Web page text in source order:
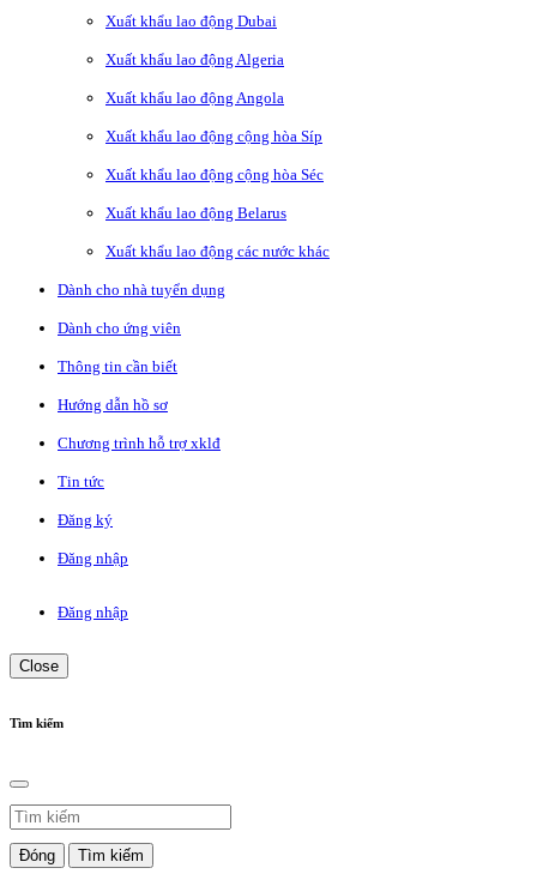
Xuất khẩu lao động Dubai
Xuất khẩu lao động Algeria
Xuất khẩu lao động Angola
Xuất khẩu lao động cộng hòa Síp
Xuất khẩu lao động cộng hòa Séc
Xuất khẩu lao động Belarus
Xuất khẩu lao động các nước khác
Dành cho nhà tuyển dụng
Dành cho ứng viên
Thông tin cần biết
Hướng dẫn hồ sơ
Chương trình hỗ trợ xklđ
Tin tức
Đăng ký
Đăng nhập
Đăng nhập
Close
Tìm kiếm
Đóng Tìm kiếm